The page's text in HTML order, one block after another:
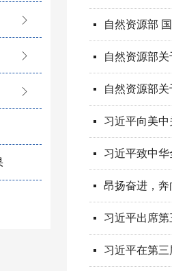
넷
넷 自然资源部
넷 自然资源部
넷 习近平向美
넷 习近平致中
넷 昂扬奋进，
넷 习近平出席
넷 习近平在第
ꁕ
ꁕ
ꁕ